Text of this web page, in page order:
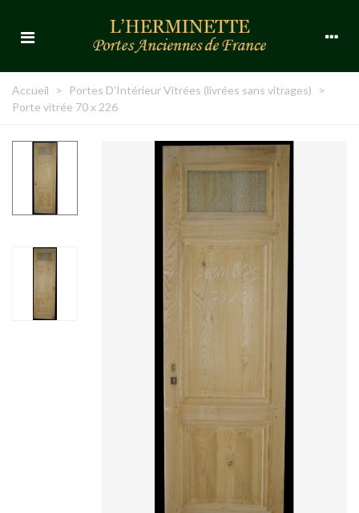
Accueil > Portes D'Intérieur Vitrées (livrées sans vitrages)
>
Porte vitrée 70 x 226